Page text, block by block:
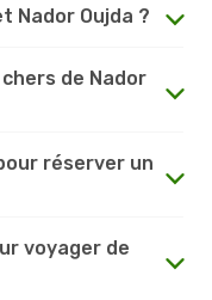
Nador Oujda ?
de Nador
réserver un
voyager de